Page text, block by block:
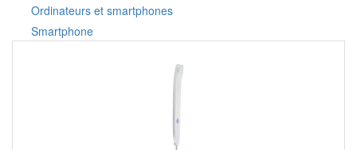
Ordinateurs et smartphones
Smartphone